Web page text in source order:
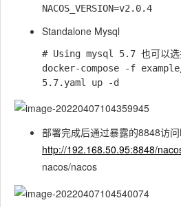
Standalone Mysql
# Using mysql 5.7 也可以
docker-compose -f
部署完成后通过暴露的8848访
http://192.168.50.95:8848/
nacos/nacos